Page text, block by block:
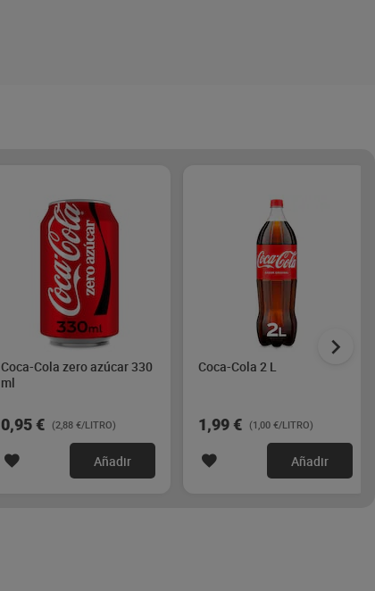
Coca-Cola zero azúcar 330
ml
0,95 € (2,88 €/LITRO)
Añadir
Coca-Cola 2 L
1,99 € (1,00 €/LITRO)
Añadir